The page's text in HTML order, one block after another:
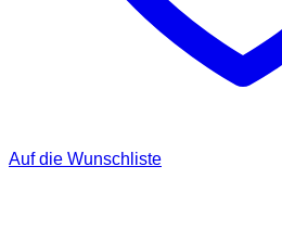
Auf die Wunschliste